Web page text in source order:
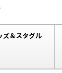
ズ＆スタグル